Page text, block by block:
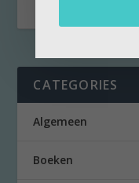
CATEGORIES
Algemeen
Boeken